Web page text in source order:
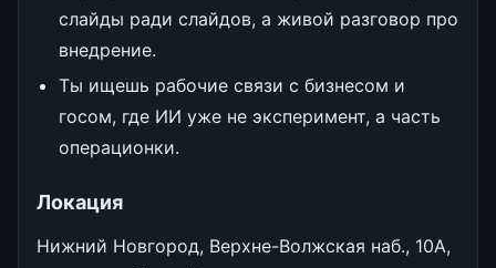
слайды ради слайдов, а живой разговор про
внедрение.
Ты ищешь рабочие связи с бизнесом и
госом, где ИИ уже не эксперимент, а часть
операционки.
Локация
Нижний Новгород, Верхне-Волжская наб., 10А,